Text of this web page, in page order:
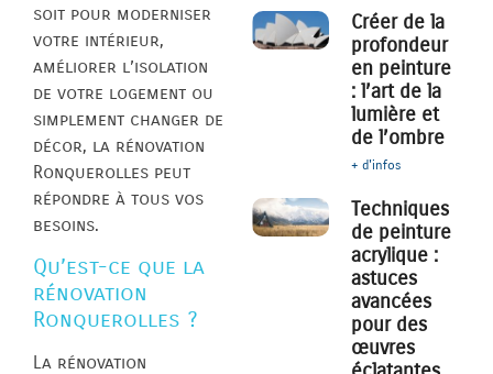
soit pour moderniser
votre intérieur,
améliorer l’isolation
de votre logement ou
simplement changer de
décor, la rénovation
Ronquerolles peut
répondre à tous vos
besoins.
Qu’est-ce que la
rénovation
Ronquerolles ?
La rénovation
Créer de la
profondeur
en peinture
: l’art de la
lumière et
de l’ombre
+ d'infos
Techniques
de peinture
acrylique :
astuces
avancées
pour des
œuvres